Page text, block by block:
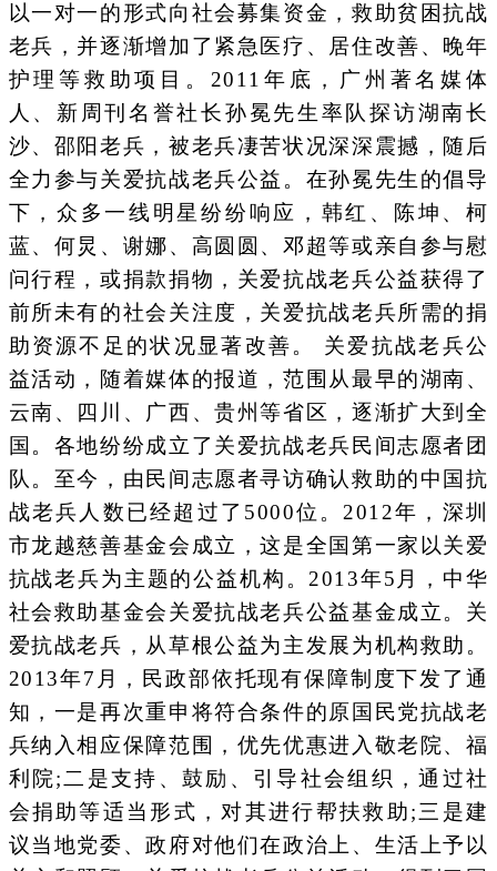
以一对一的形式向社会募集资金，救助贫困抗战
老兵，并逐渐增加了紧急医疗、居住改善、晚年
护理等救助项目。2011年底，广州著名媒体
人、新周刊名誉社长孙冕先生率队探访湖南长
沙、邵阳老兵，被老兵凄苦状况深深震撼，随后
全力参与关爱抗战老兵公益。在孙冕先生的倡导
下，众多一线明星纷纷响应，韩红、陈坤、柯
蓝、何炅、谢娜、高圆圆、邓超等或亲自参与慰
问行程，或捐款捐物，关爱抗战老兵公益获得了
前所未有的社会关注度，关爱抗战老兵所需的捐
助资源不足的状况显著改善。 关爱抗战老兵公
益活动，随着媒体的报道，范围从最早的湖南、
云南、四川、广西、贵州等省区，逐渐扩大到全
国。各地纷纷成立了关爱抗战老兵民间志愿者团
队。至今，由民间志愿者寻访确认救助的中国抗
战老兵人数已经超过了5000位。2012年，深圳
市龙越慈善基金会成立，这是全国第一家以关爱
抗战老兵为主题的公益机构。2013年5月，中华
社会救助基金会关爱抗战老兵公益基金成立。关
爱抗战老兵，从草根公益为主发展为机构救助。
2013年7月，民政部依托现有保障制度下发了通
知，一是再次重申将符合条件的原国民党抗战老
兵纳入相应保障范围，优先优惠进入敬老院、福
利院;二是支持、鼓励、引导社会组织，通过社
会捐助等适当形式，对其进行帮扶救助;三是建
议当地党委、政府对他们在政治上、生活上予以